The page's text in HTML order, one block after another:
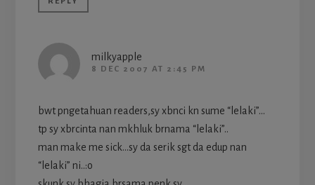
milkyapple
8 DEC 2007 AT 2:45 PM
bwt pngetahuan readers,sy xbnci kn sume “lelaki”…
tp sy xbrcinta nan mkhluk brnama “lelaki”..
man make me sick…sy da serik sgt da edup nan
“lelaki” ni..:o